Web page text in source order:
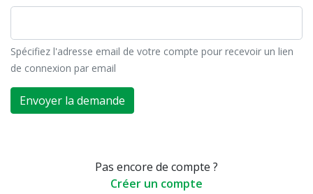
Spécifiez l'adresse email de votre compte pour recevoir un lien
de connexion par email
Envoyer la demande
Pas encore de compte ?
Créer un compte